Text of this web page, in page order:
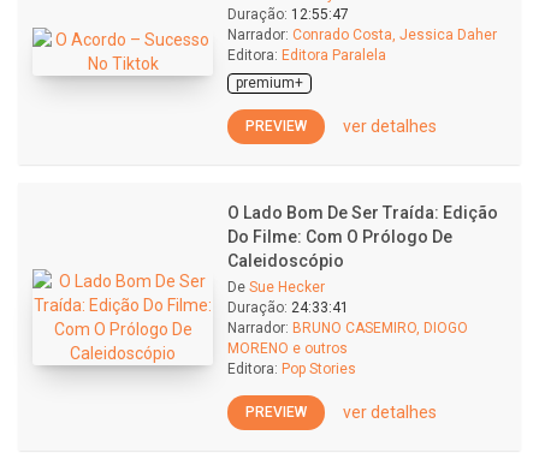
Duração: 12:55:47
Narrador: Conrado Costa, Jessica Daher
Editora: Editora Paralela
premium+
PREVIEW ver detalhes
O Lado Bom De Ser Traída: Edição
Do Filme: Com O Prólogo De
Caleidoscópio
De Sue Hecker
Duração: 24:33:41
Narrador: BRUNO CASEMIRO, DIOGO
MORENO e outros
Editora: Pop Stories
PREVIEW ver detalhes